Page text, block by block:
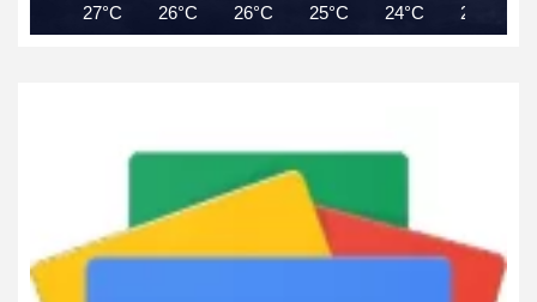
27°C 26°C 26°C 25°C 24°C 24°C